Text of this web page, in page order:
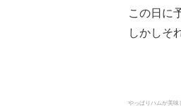
この日に
しかしそ
やっぱりハムが美